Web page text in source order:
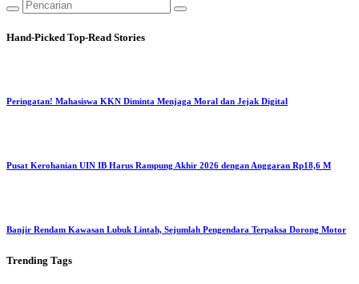
Hand-Picked Top-Read Stories
Peringatan! Mahasiswa KKN Diminta Menjaga Moral dan Jejak Digital
Pusat Kerohanian UIN IB Harus Rampung Akhir 2026 dengan Anggaran Rp18,6 M
Banjir Rendam Kawasan Lubuk Lintah, Sejumlah Pengendara Terpaksa Dorong Motor
Trending Tags